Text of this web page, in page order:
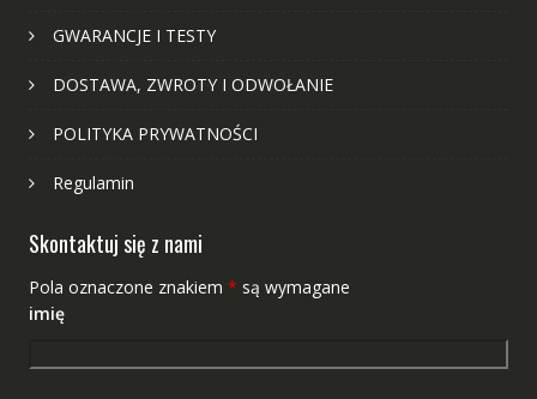
GWARANCJE I TESTY
DOSTAWA, ZWROTY I ODWOŁANIE
POLITYKA PRYWATNOŚCI
Regulamin
Skontaktuj się z nami
Pola oznaczone znakiem * są wymagane
imię